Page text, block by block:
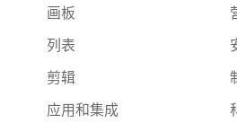
画板
列表
剪辑
应用和集成